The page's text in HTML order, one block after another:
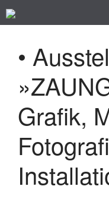
Kunst im
•
Grafik,